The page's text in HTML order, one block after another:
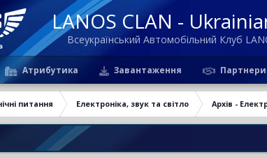
LANOS CLAN -
Всеукраїнський Автомобільний Клуб
Атрибутика Завантаження Партнери
питання Електроніка, звук та світло Архів -